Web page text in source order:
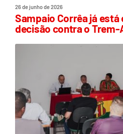
26 de junho de 2026
Sampaio Corrêa já está
decisão contra o Trem-